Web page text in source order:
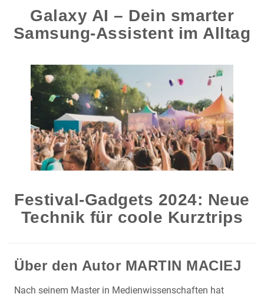
Galaxy AI – Dein smarter
Samsung-Assistent im Alltag
Festival-Gadgets 2024: Neue
Technik für coole Kurztrips
Über den Autor MARTIN MACIEJ
Nach seinem Master in Medienwissenschaften hat